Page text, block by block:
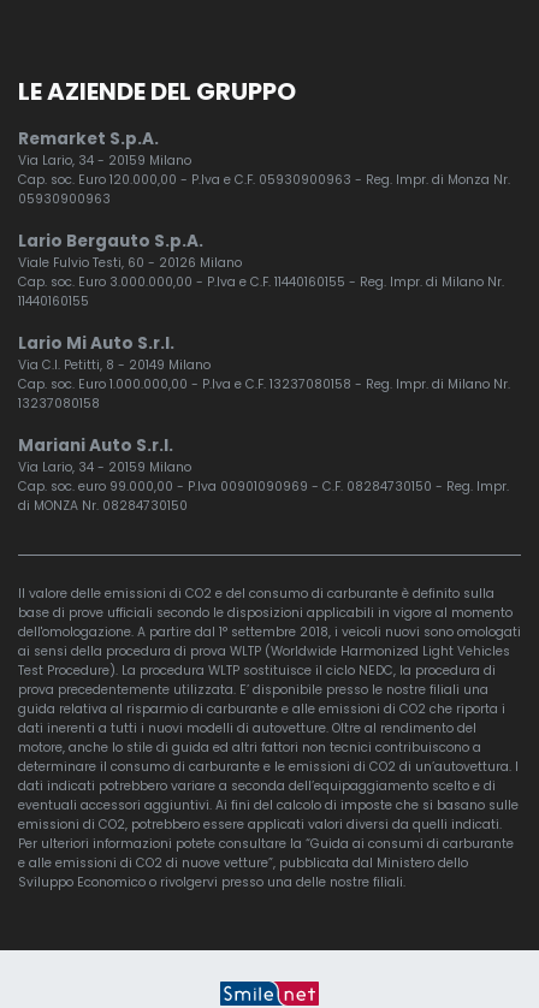
LE AZIENDE DEL GRUPPO
Remarket S.p.A.
Via Lario, 34 - 20159 Milano
Cap. soc. Euro 120.000,00 - P.Iva e C.F. 05930900963 - Reg. Impr. di Monza Nr.
05930900963
Lario Bergauto S.p.A.
Viale Fulvio Testi, 60 - 20126 Milano
Cap. soc. Euro 3.000.000,00 - P.Iva e C.F. 11440160155 - Reg. Impr. di Milano Nr.
11440160155
Lario Mi Auto S.r.l.
Via C.I. Petitti, 8 - 20149 Milano
Cap. soc. Euro 1.000.000,00 - P.Iva e C.F. 13237080158 - Reg. Impr. di Milano Nr.
13237080158
Mariani Auto S.r.l.
Via Lario, 34 - 20159 Milano
Cap. soc. euro 99.000,00 - P.Iva 00901090969 - C.F. 08284730150 - Reg. Impr.
di MONZA Nr. 08284730150
Il valore delle emissioni di CO2 e del consumo di carburante è definito sulla
base di prove ufficiali secondo le disposizioni applicabili in vigore al momento
dell'omologazione. A partire dal 1° settembre 2018, i veicoli nuovi sono omologati
ai sensi della procedura di prova WLTP (Worldwide Harmonized Light Vehicles
Test Procedure). La procedura WLTP sostituisce il ciclo NEDC, la procedura di
prova precedentemente utilizzata. E’ disponibile presso le nostre filiali una
guida relativa al risparmio di carburante e alle emissioni di CO2 che riporta i
dati inerenti a tutti i nuovi modelli di autovetture. Oltre al rendimento del
motore, anche lo stile di guida ed altri fattori non tecnici contribuiscono a
determinare il consumo di carburante e le emissioni di CO2 di un’autovettura. I
dati indicati potrebbero variare a seconda dell’equipaggiamento scelto e di
eventuali accessori aggiuntivi. Ai fini del calcolo di imposte che si basano sulle
emissioni di CO2, potrebbero essere applicati valori diversi da quelli indicati.
Per ulteriori informazioni potete consultare la “Guida ai consumi di carburante
e alle emissioni di CO2 di nuove vetture”, pubblicata dal Ministero dello
Sviluppo Economico o rivolgervi presso una delle nostre filiali.